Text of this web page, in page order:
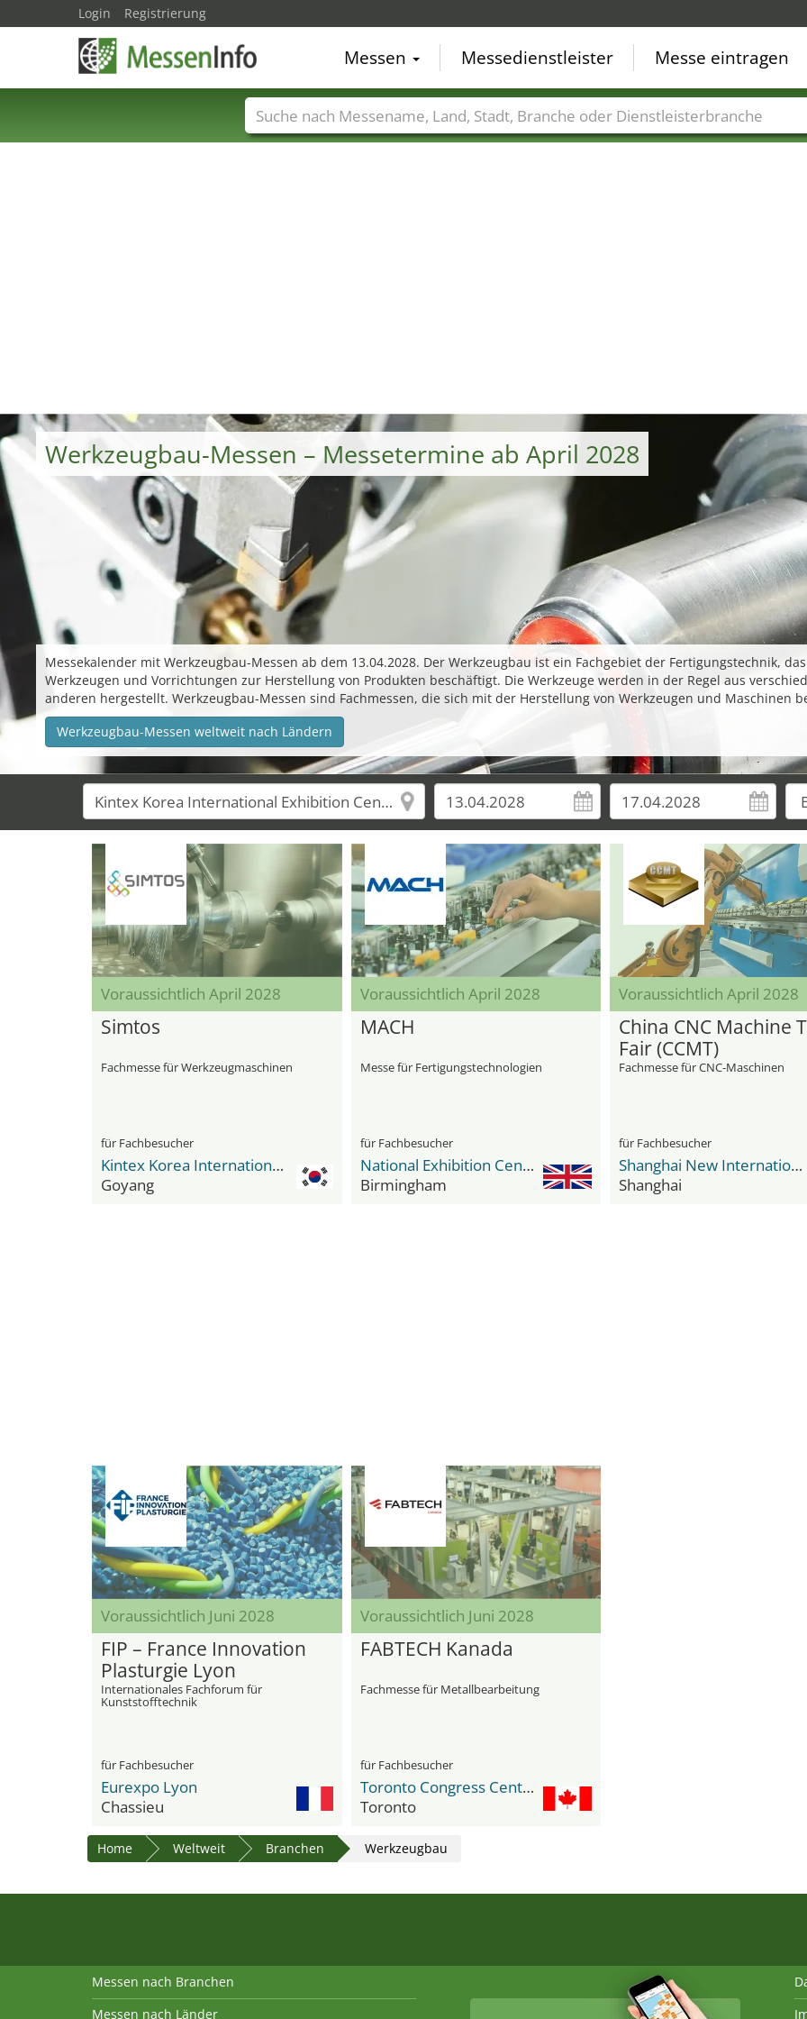
Werkzeugbau-Messen – Messetermine ab April 2028
Messekalender mit Werkzeugbau-Messen ab dem 13.04.2028. Der Werkzeugbau ist ein Fachgebiet der Fertigungstechnik,
Werkzeugen und Vorrichtungen zur Herstellung von Produkten beschäftigt. Die Werkzeuge werden in der Regel aus
anderen hergestellt. Werkzeugbau-Messen sind Fachmessen, die sich mit der Herstellung von Werkzeugen und Maschinen
Werkzeugbau-Messen weltweit nach Ländern
Voraussichtlich April 2028
Simtos
Fachmesse für Werkzeugmaschinen
für Fachbesucher
Kintex Korea International Exhibition Center
Goyang
Voraussichtlich April 2028
MACH
Messe für Fertigungstechnologien
für Fachbesucher
National Exhibition Center (NEC)
Birmingham
Voraussichtlich April 2028
China CNC Machine
Fair (CCMT)
Fachmesse für CNC-Maschinen
für Fachbesucher
Shanghai New International Expo Center - SNIEC
Shanghai
Voraussichtlich Juni 2028
FIP – France Innovation
Plasturgie Lyon
Internationales Fachforum für
Kunststofftechnik
für Fachbesucher
Eurexpo Lyon
Chassieu
Voraussichtlich Juni 2028
FABTECH Kanada
Fachmesse für Metallbearbeitung
für Fachbesucher
Toronto Congress Center
Toronto
Home Weltweit Branchen Werkzeugbau
Login Registrierung
Messen Messedienstleister Messe eintragen
Messenamen Länder Städte Branchen Dienstleisterbranchen
Messen nach Branchen
Messen nach Länder